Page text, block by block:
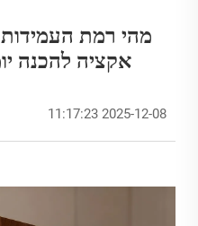
מהי רמת
אקציה להכנה
2025-12-08 11:17:23